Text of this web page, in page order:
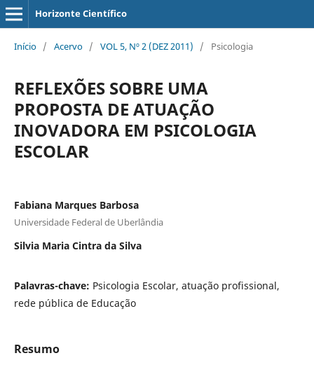
Horizonte Científico
Início / Acervo / VOL 5, Nº 2 (DEZ 2011) / Psicologia
REFLEXÕES SOBRE UMA
PROPOSTA DE ATUAÇÃO
INOVADORA EM PSICOLOGIA
ESCOLAR
Fabiana Marques Barbosa
Universidade Federal de Uberlândia
Silvia Maria Cintra da Silva
Palavras-chave: Psicologia Escolar, atuação profissional,
rede pública de Educação
Resumo